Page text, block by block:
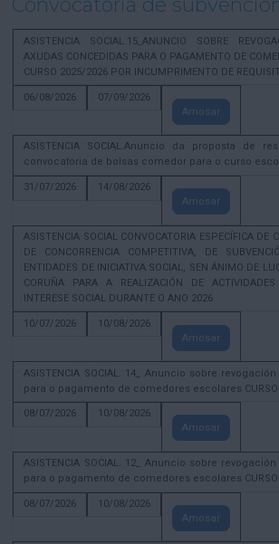
Convocatoria de
ASISTENCIA SOCIAL.15_ANUNCIO SOBRE
AXUDAS CONCEDIDAS PARA O PAGAMENTO DE
CURSO 2025/2026 POR INCUMPRIMENTO DE
06/08/2026
07/09/2026
Amosar
ASISTENCIA SOCIAL.Anuncio da proposta de
convocatoria de bolsas comedor para o curso
31/07/2026
14/08/2026
Amosar
ASISTENCIA SOCIAL CONVOCATORIA ESPECÍFICA DE
DE CONCORRENCIA COMPETITIVA, DE
ENTIDADES DE INICIATIVA SOCIAL, SEN ÁNIMO DE
CORUÑA PARA A REALIZACIÓN DE
INTERESE SOCIAL DURANTE O ANO 2026
10/07/2026
10/08/2026
Amosar
ASISTENCIA SOCIAL. 14_ Anuncio sobre
para o pagamento de comedores escolares CURSO
08/07/2026
10/08/2026
Amosar
ASISTENCIA SOCIAL. 12_ Anuncio sobre
para o pagamento de comedores escolares CURSO
08/07/2026
10/08/2026
Amosar